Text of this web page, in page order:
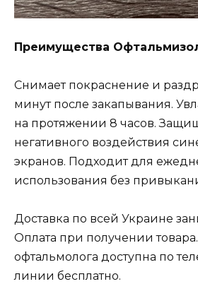
Преимущества
Снимает покраснение и
минут после закапывания.
на протяжении 8 часов.
негативного воздействия
экранов. Подходит для
использования без
Доставка по всей Украине
Оплата при получении
офтальмолога доступна по
линии бесплатно.